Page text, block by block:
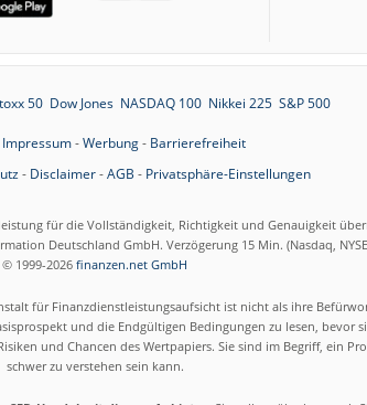
50 Dow Jones NASDAQ 100 Nikkei 225 S&P 500
Impressum-Werbung- Barrierefreiheit
- Disclaimer-AGB - Privatsphäre-Einstellungen
für die Vollständigkeit, Richtigkeit und Genauigkeit
Deutschland GmbH. Verzögerung 15 Min. (Nasdaq,
© 1999-2026 finanzen.net GmbH
für Finanzdienstleistungsaufsicht ist nicht als ihre
und die Endgültigen Bedingungen zu lesen, bevor
und Chancen des Wertpapiers. Sie sind im Begriff, ein
schwer zu verstehen sein kann.